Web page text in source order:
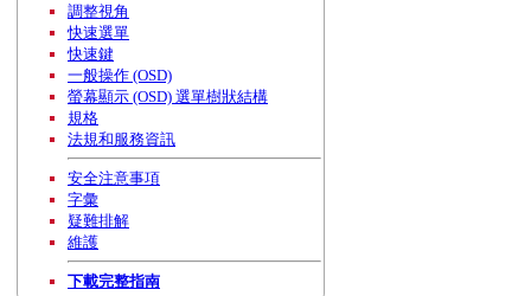
調整視角
快速選單
快速鍵
一般操作 (OSD)
螢幕顯示 (OSD) 選單樹狀結構
規格
法規和服務資訊
安全注意事項
字彙
疑難排解
維護
下載完整指南